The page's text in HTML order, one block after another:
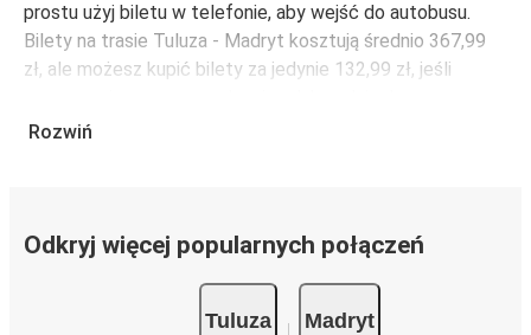
prostu użyj biletu w telefonie, aby wejść do autobusu.
Bilety na trasie Tuluza - Madryt kosztują średnio 367,99
zł, ale możesz kupić bilety za jedynie 132,99 zł, jeśli
unikając weekendów i świąt. Aby podróżować szybko,
jedynie 9 godziny 35 min.
Rozwiń
Odkryj więcej popularnych połączeń
Tuluza Madryt